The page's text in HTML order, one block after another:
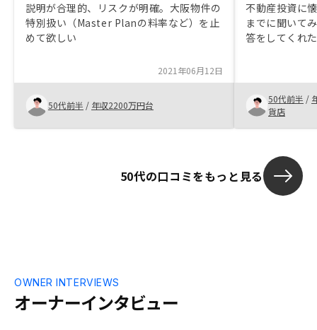
説明が合理的、リスクが明確。大阪物件の
特別扱い（Master Planの料率など）を止
めて欲しい
2021年06月12日
50代前半 / 年収2200万円台
不動産投資に
までに聞いて
答をしてくれ
NISAと不動産
たがリノシー
50代前半 /
貨店
50代の口コミをもっと見る
オーナーインタビュー
OWNER INTERVIEWS